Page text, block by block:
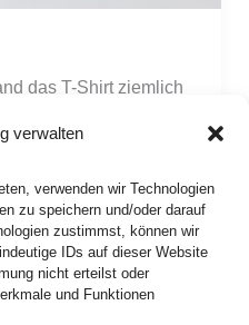
verwalten
verwenden wir Technologien
zu speichern und/oder darauf
zustimmst, können wir
IDs auf dieser Website
nicht erteilst oder
und Funktionen
das T-Shirt ziemlich
auch gleich ganz